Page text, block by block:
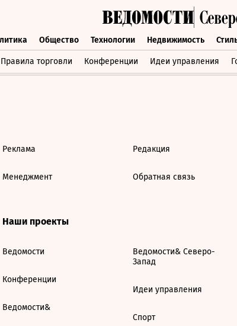
Общество Технологии Недвижимость
Правила торговли Конференции Идеи управления
Политика Общество Технологии Недвижимость
Реклама
Менеджмент
Редакция
Обратная связь
Наши проекты
Ведомости
Конференции
Ведомости&
Ведомости& Северо-
Запад
Идеи управления
Спорт